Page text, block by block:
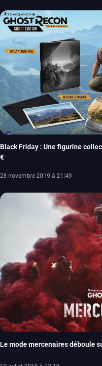
Black Friday : Une figurine
€
28 novembre 2019 à 21:49
Le mode mercenaires déboule